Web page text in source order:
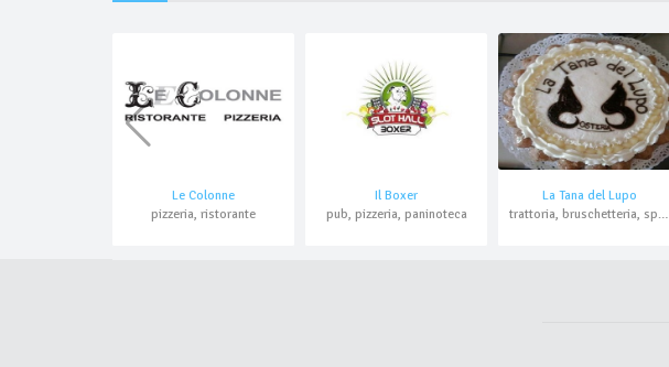
Le Colonne
pizzeria, ristorante
Il Boxer
pub, pizzeria, paninoteca
La Tana del Lupo
trattoria, bruschetteria, spaghetteria, ristorante